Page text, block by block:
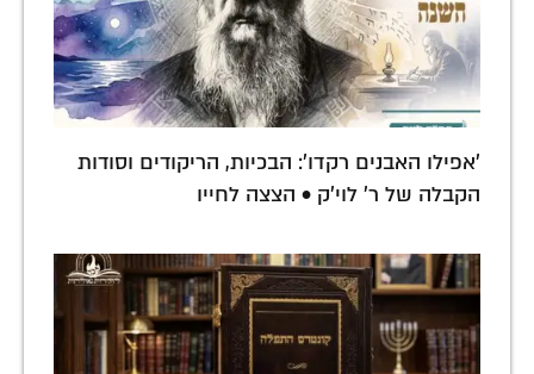
'אפילו האבנים רקדו': הבכיות, הריקודים וסודות
הקבלה של ר' לוי'ק • הצצה לחייו